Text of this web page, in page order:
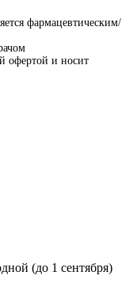
фармацевтическим/
офертой и носит
(до 1 сентября)